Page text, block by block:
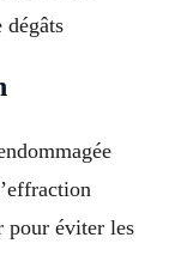
pour éviter les